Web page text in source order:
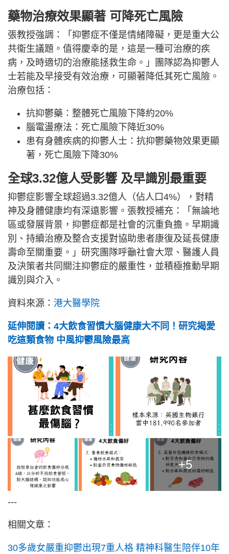
藥物治療效果顯著 可降死亡風險
張教授強調：「抑鬱症不僅是情緒障礙，更是重大公
共衞生議題。值得慶幸的是，這是一種可治療的疾
病，及時適切的治療能拯救生命。」團隊認為抑鬱人
士若能及早接受有效治療，可顯著降低其死亡風險。
治療包括：
抗抑鬱藥：整體死亡風險下降約20%
腦電盪療法：死亡風險下降近30%
患有身體疾病的抑鬱人士：抗抑鬱藥物效果更顯
著，死亡風險下降30%
全球3.32億人受影響 及早識別最重要
抑鬱症影響全球超過3.32億人（佔人口4%），對精
神及身體健康均有深遠影響。張教授補充：「無論地
區或發展背景，抑鬱症都是社會的沉重負擔。早期識
別、持續治療及整合支援對協助患者康復及延長健康
壽命至關重要。」研究團隊呼籲社會大眾、醫護人員
及決策者共同關注抑鬱症的嚴重性，並積極推動早期
識別與介入。
資料來源： 港大醫學院
延伸閱讀：4大飲食習慣大腦健康大不同！研究揭愛
吃這類食物 中風抑鬱風險最高
+5
---
相關文章：
30多歲女嚴重抑鬱出現7重人格 精神科醫生陪伴10年